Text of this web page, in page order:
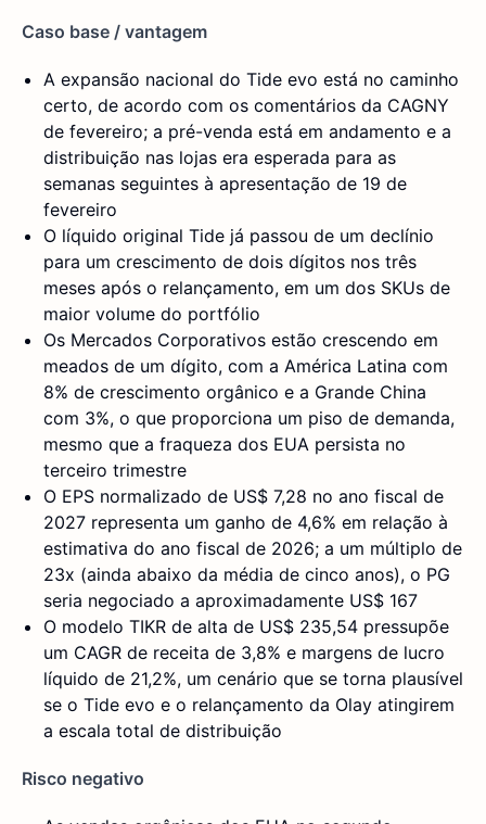
Caso base / vantagem
A expansão nacional do Tide evo está no caminho
certo, de acordo com os comentários da CAGNY
de fevereiro; a pré-venda está em andamento e a
distribuição nas lojas era esperada para as
semanas seguintes à apresentação de 19 de
fevereiro
O líquido original Tide já passou de um declínio
para um crescimento de dois dígitos nos três
meses após o relançamento, em um dos SKUs de
maior volume do portfólio
Os Mercados Corporativos estão crescendo em
meados de um dígito, com a América Latina com
8% de crescimento orgânico e a Grande China
com 3%, o que proporciona um piso de demanda,
mesmo que a fraqueza dos EUA persista no
terceiro trimestre
O EPS normalizado de US$ 7,28 no ano fiscal de
2027 representa um ganho de 4,6% em relação à
estimativa do ano fiscal de 2026; a um múltiplo de
23x (ainda abaixo da média de cinco anos), o PG
seria negociado a aproximadamente US$ 167
O modelo TIKR de alta de US$ 235,54 pressupõe
um CAGR de receita de 3,8% e margens de lucro
líquido de 21,2%, um cenário que se torna plausível
se o Tide evo e o relançamento da Olay atingirem
a escala total de distribuição
Risco negativo